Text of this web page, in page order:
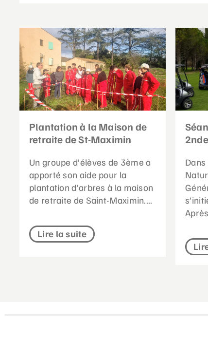
Plantation à la Maison de
retraite de St-Maximin
Un groupe d’élèves de 3ème a
apporté son aide pour la
plantation d’arbres à la maison
de retraite de Saint-Maximin....
Lire la suite